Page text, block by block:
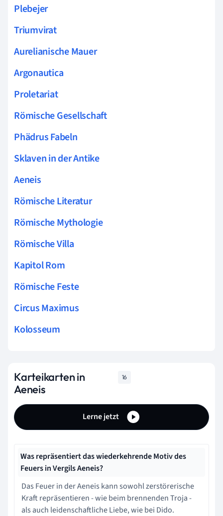
Plebejer
Triumvirat
Aurelianische Mauer
Argonautica
Proletariat
Römische Gesellschaft
Phädrus Fabeln
Sklaven in der Antike
Aeneis
Römische Literatur
Römische Mythologie
Römische Villa
Kapitol Rom
Römische Feste
Circus Maximus
Kolosseum
Karteikarten in
Aeneis
16
Lerne jetzt
Was repräsentiert das wiederkehrende Motiv des
Feuers in Vergils Aeneis?
Das Feuer in der Aeneis kann sowohl zerstörerische
Kraft repräsentieren - wie beim brennenden Troja -
als auch leidenschaftliche Liebe, wie bei Dido.